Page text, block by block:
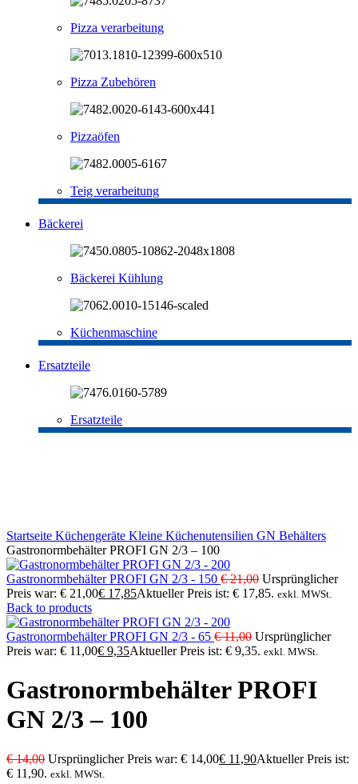
Pizza verarbeitung
Pizza Zubehören
Pizzaöfen
Teig verarbeitung
Bäckerei
Bäckerei Kühlung
Küchenmaschine
Ersatzteile
Ersatzteile
Startseite Küchengeräte Kleine Küchenutensilien GN Behälters
Gastronormbehälter PROFI GN 2/3 – 100
Gastronormbehälter PROFI GN 2/3 - 150 €21,00 Ursprünglicher
Preis war: € 21,00€ 17,85Aktueller Preis ist: € 17,85. exkl. MWSt.
Back to products
Gastronormbehälter PROFI GN 2/3 - 65 €11,00 Ursprünglicher
Preis war: € 11,00€ 9,35Aktueller Preis ist: € 9,35. exkl. MWSt.
Gastronormbehälter PROFI
GN 2/3 – 100
€14,00 Ursprünglicher Preis war: € 14,00€ 11,90Aktueller Preis ist:
€ 11,90. exkl. MWSt.